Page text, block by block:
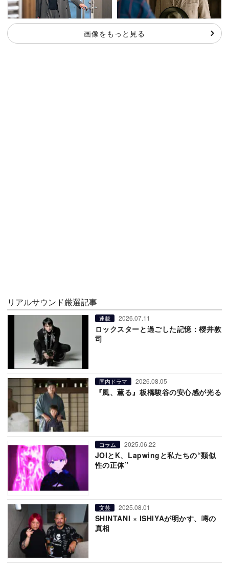
画像をもっと見る
リアルサウンド厳選記事
連載 2026.07.11
ロックスターと過ごした記憶：櫻井敦
司
国内ドラマ 2026.08.05
『風、薫る』板橋駿谷の安心感が光る
コラム 2025.06.22
JOIとK、Lapwingと私たちの“類似
性の正体”
文芸 2025.08.01
SHINTANI × ISHIYAが明かす、噂の
真相